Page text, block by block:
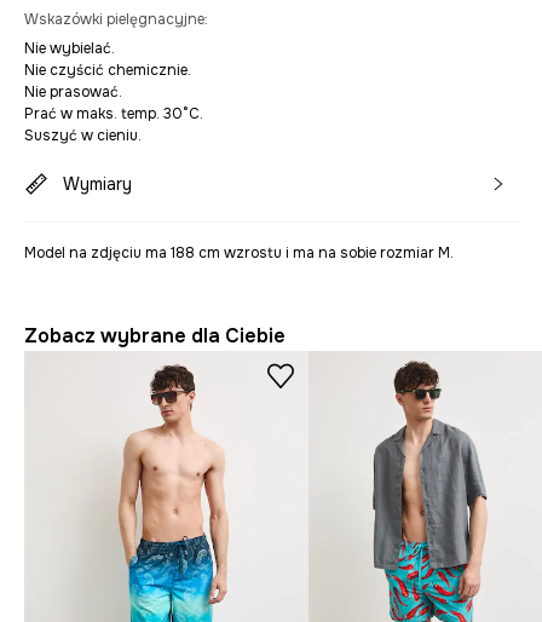
Wskazówki pielęgnacyjne:
Nie wybielać.
Nie czyścić chemicznie.
Nie prasować.
Prać w maks. temp. 30°C.
Suszyć w cieniu.
Wymiary
Model na zdjęciu ma 188 cm wzrostu i ma na sobie rozmiar M.
Zobacz wybrane dla Ciebie